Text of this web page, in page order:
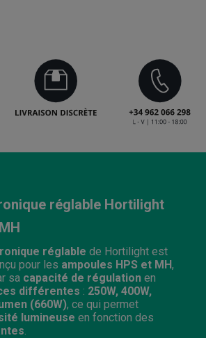
réglable Hortilight
réglable de Hortilight est
pour les ampoules HPS et MH,
sa capacité de régulation en
différentes : 250W, 400W,
(660W), ce qui permet
lumineuse en fonction des